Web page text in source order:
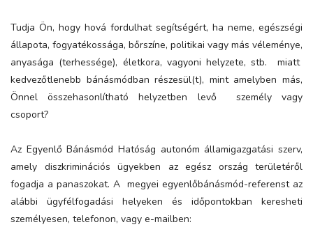
Tudja Ön, hogy hová fordulhat segítségért, ha neme, egészségi
állapota, fogyatékossága, bőrszíne, politikai vagy más véleménye,
anyasága (terhessége), életkora, vagyoni helyzete, stb. miatt
kedvezőtlenebb bánásmódban részesül(t), mint amelyben más,
Önnel összehasonlítható helyzetben levő személy vagy
csoport?
Az Egyenlő Bánásmód Hatóság autonóm államigazgatási szerv,
amely diszkriminációs ügyekben az egész ország területéről
fogadja a panaszokat. A megyei egyenlőbánásmód-referenst az
alábbi ügyfélfogadási helyeken és időpontokban keresheti
személyesen, telefonon, vagy e-mailben: